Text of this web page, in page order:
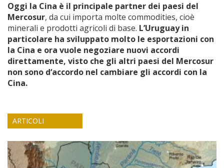
Oggi la Cina è il principale partner dei paesi del
Mercosur, da cui importa molte commodities, cioè
minerali e prodotti agricoli di base. L’Uruguay in
particolare ha sviluppato molto le esportazioni con
la Cina e ora vuole negoziare nuovi accordi
direttamente, visto che gli altri paesi del Mercosur
non sono d‘accordo nel cambiare gli accordi con la
Cina.
ARTICOLI